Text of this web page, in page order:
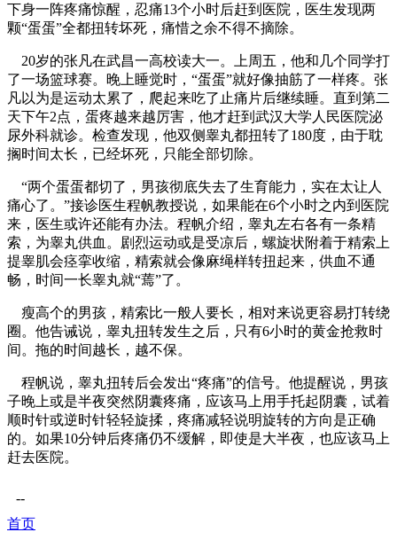
下身一阵疼痛惊醒，忍痛13个小时后赶到医院，医生发现两
颗“蛋蛋”全都扭转坏死，痛惜之余不得不摘除。
20岁的张凡在武昌一高校读大一。上周五，他和几个同学打
了一场篮球赛。晚上睡觉时，“蛋蛋”就好像抽筋了一样疼。张
凡以为是运动太累了，爬起来吃了止痛片后继续睡。直到第二
天下午2点，蛋疼越来越厉害，他才赶到武汉大学人民医院泌
尿外科就诊。检查发现，他双侧睾丸都扭转了180度，由于耽
搁时间太长，已经坏死，只能全部切除。
“两个蛋蛋都切了，男孩彻底失去了生育能力，实在太让人
痛心了。”接诊医生程帆教授说，如果能在6个小时之内到医院
来，医生或许还能有办法。程帆介绍，睾丸左右各有一条精
索，为睾丸供血。剧烈运动或是受凉后，螺旋状附着于精索上
提睾肌会痉挛收缩，精索就会像麻绳样转扭起来，供血不通
畅，时间一长睾丸就“蔫”了。
瘦高个的男孩，精索比一般人要长，相对来说更容易打转绕
圈。他告诫说，睾丸扭转发生之后，只有6小时的黄金抢救时
间。拖的时间越长，越不保。
程帆说，睾丸扭转后会发出“疼痛”的信号。他提醒说，男孩
子晚上或是半夜突然阴囊疼痛，应该马上用手托起阴囊，试着
顺时针或逆时针轻轻旋揉，疼痛减轻说明旋转的方向是正确
的。如果10分钟后疼痛仍不缓解，即使是大半夜，也应该马上
赶去医院。
--
首页